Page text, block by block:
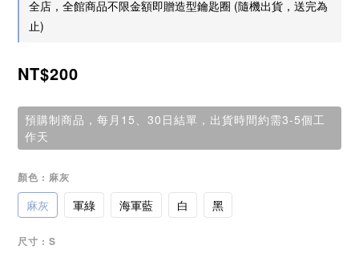
全店，全館商品不限金額即贈造型鑰匙圈 (隨機出貨，送完為
止)
NT$200
預購制商品，每月15、30日結單，出貨時間約需3-5個工
作天
顏色 : 麻灰
麻灰 軍綠 海軍藍 白 黑
尺寸 : S